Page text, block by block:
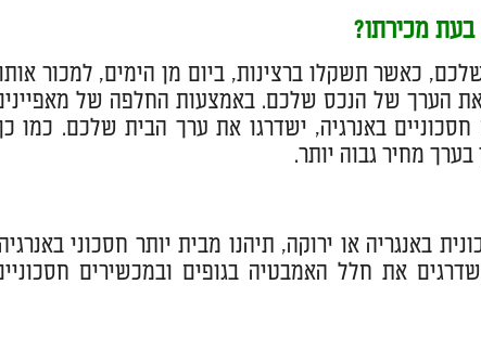
מכירתו?
כאשר תשקלו ברצינות, ביום מן הימים, למכור
הערך של הנכס שלכם. באמצעות החלפה של
באנרגיה, ישדרגו את ערך הבית שלכם. כמו
מחיר גבוה יותר.
באנגריה או ירוקה, תיהנו מבית יותר חסכוני
את חלל האמבטיה בגופים ובמכשירים